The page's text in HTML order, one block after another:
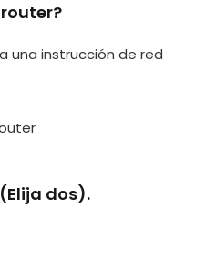
una instrucción de red
dos).